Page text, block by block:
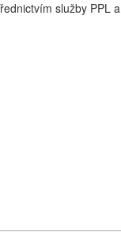
dveřím. Česká lípa
služby PPL